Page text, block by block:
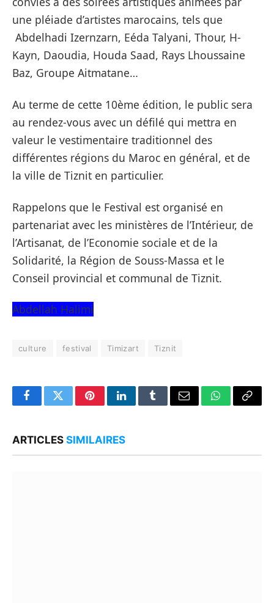
une pléiade d’artistes marocains, tels que
Abdelhadi Izernzarn, Eéda Talyani, Thour, H-
Kayn, Daoudia, Houda Saad, Rays Lhoussaine
Baz, Groupe Aitmatane…
Au terme de cette 10ème édition, le public sera
au rendez-vous avec un défilé qui mettra en
valeur le vestimentaire traditionnel des
différentes régions du Maroc en général, et de
la ville de Tiznit en particulier.
Rappelons que le Festival est organisé en
partenariat avec les ministères de l’Intérieur, de
l’Artisanat, de l’Economie sociale et de la
Solidarité, la Région de Souss-Massa et le
Conseil provincial et communal de Tiznit.
Abdellah Halimi
culture festival Timizart Tiznit
FacebookTwitterPinterestLinkedInTumblrEmail WhatsApp
Copy
ARTICLES SIMILAIRES